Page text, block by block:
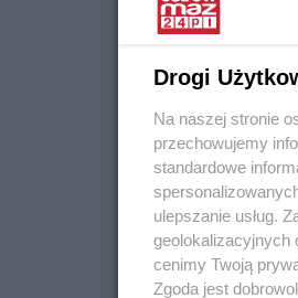
Drogi
Na naszej stronie
przechowujemy
standardowe
ulepszanie usług.
geolokalizacyjnych
cenimy Twoją
Zgoda jest